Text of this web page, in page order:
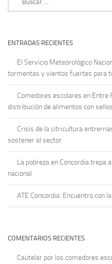
ENTRADAS RECIENTES
El Servicio Meteorológico
tormentas y vientos fuertes para
Comedores escolares en Entre
distribución de alimentos con
Crisis de la citricultura
sostener al sector
La pobreza en Concordia trepa
nacional
ATE Concordia: Encuentro con
COMENTARIOS RECIENTES
Cautelar por los comedores